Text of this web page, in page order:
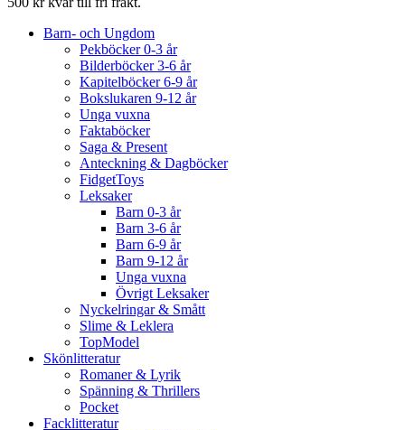
Barn- och Ungdom
Pekböcker 0-3 år
Bilderböcker 3-6 år
Kapitelböcker 6-9 år
Bokslukaren 9-12 år
Unga vuxna
Faktaböcker
Saga & Present
Anteckning & Dagböcker
FidgetToys
Leksaker
Barn 0-3 år
Barn 3-6 år
Barn 6-9 år
Barn 9-12 år
Unga vuxna
Övrigt Leksaker
Nyckelringar & Smått
Slime & Leklera
TopModel
Skönlitteratur
Romaner & Lyrik
Spänning & Thrillers
Pocket
Facklitteratur